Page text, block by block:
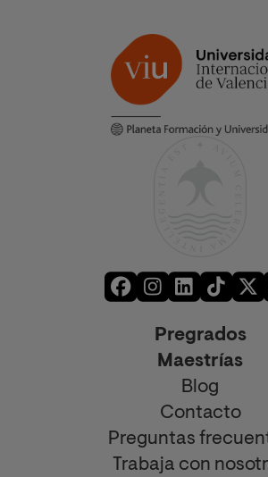
Pregrados
Maestrías
Blog
Contacto
Preguntas
Trabaja con